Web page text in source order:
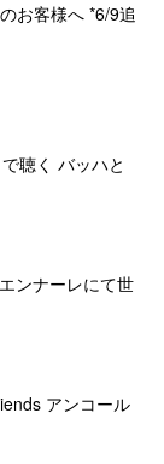
お客様へ *6/9追
聴く バッハと
ンナーレにて世
アンコール